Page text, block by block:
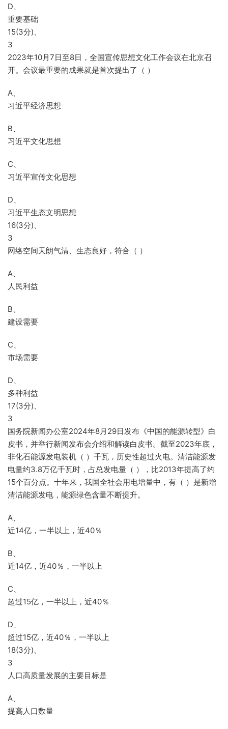
D、
重要基础
15(3分)、
3
2023年10月7日至8日，全国宣传思想文化工作会议在北京召
开。会议最重要的成果就是首次提出了（ ）
A、
习近平经济思想
B、
习近平文化思想
C、
习近平宣传文化思想
D、
习近平生态文明思想
16(3分)、
3
网络空间天朗气清、生态良好，符合（ ）
A、
人民利益
B、
建设需要
C、
市场需要
D、
多种利益
17(3分)、
3
国务院新闻办公室2024年8月29日发布《中国的能源转型》白
皮书，并举行新闻发布会介绍和解读白皮书。截至2023年底，
非化石能源发电装机（ ）千瓦，历史性超过火电。清洁能源发
电量约3.8万亿千瓦时，占总发电量（ ），比2013年提高了约
15个百分点。十年来，我国全社会用电增量中，有（ ）是新增
清洁能源发电，能源绿色含量不断提升。
A、
近14亿，一半以上，近40％
B、
近14亿，近40％，一半以上
C、
超过15亿，一半以上，近40％
D、
超过15亿，近40％，一半以上
18(3分)、
3
人口高质量发展的主要目标是
A、
提高人口数量